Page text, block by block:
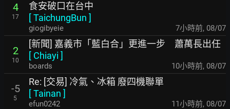
4
17
食安破口在台中
[TaichungBun ]
giogibyeie 7小時前, 08/07
2
10
[新聞] 嘉義市「藍白合」更進一步 蕭萬長出任
[ Chiayi ]
boards 10小時前, 08/07
-5
5
Re: [交易] 冷氣、冰箱 廢四機聯單
[Tainan ]
efun0242 11小時前, 08/07